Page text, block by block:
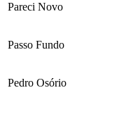
Pareci Novo
Passo Fundo
Pedro Osório